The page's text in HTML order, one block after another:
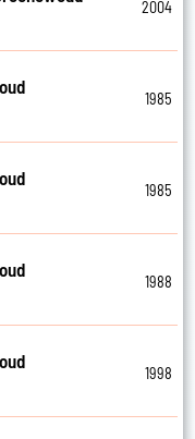
2004
1985
1985
1988
1998